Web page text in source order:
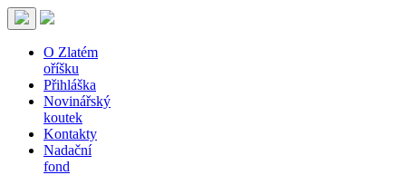
O Zlatém
oříšku
Přihláška
Novinářský
koutek
Kontakty
Nadační
fond